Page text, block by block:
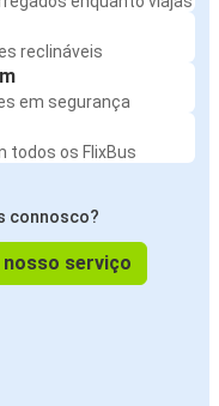
reclináveis
em segurança
todos os FlixBus
connosco?
serviço